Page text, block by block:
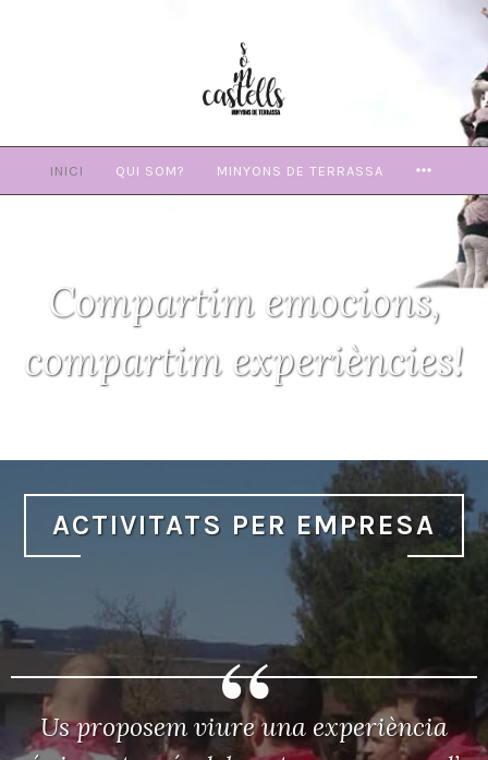
INICI QUI SOM? MINYONS DE TERRASSA
Compartim emocions,
compartim experiències!
ACTIVITATS PER EMPRESA
Us proposem viure una experiència